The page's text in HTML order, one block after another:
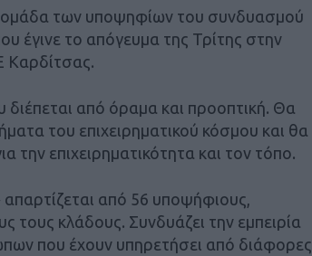
ομάδα των υποψηφίων του συνδυασμού
έγινε το απόγευμα της Τρίτης στην
Καρδίτσας.
από όραμα και προοπτική. Θα
του επιχειρηματικού κόσμου και θα
την επιχειρηματικότητα και τον τόπο.
από 56 υποψήφιους,
τους κλάδους. Συνδυάζει την εμπειρία
που έχουν υπηρετήσει από διάφορες